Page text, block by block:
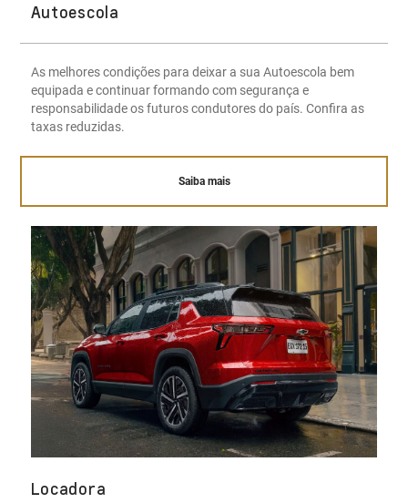
Autoescola
As melhores condições para deixar a sua Autoescola bem
equipada e continuar formando com segurança e
responsabilidade os futuros condutores do país. Confira as
taxas reduzidas.
Saiba mais
Locadora